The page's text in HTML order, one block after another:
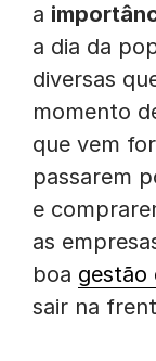
a
a dia da
diversas
momento
que vem
passarem
e
as
boa gestão
sair na